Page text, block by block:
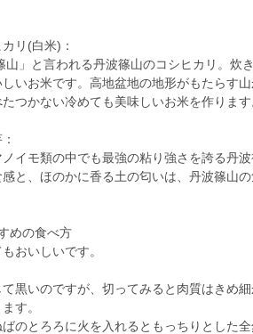
リ(白米)：
山」と言われる丹波篠山のコシヒカリ。炊
いお米です。高地盆地の地形がもたらす
つかない冷めても美味しいお米を作ります
イモ類の中でも最強の粘り強さを誇る丹波
と、ほのかに香る土の匂いは、丹波篠山
めの食べ方
おいしいです。
黒いのですが、切ってみると肉質はきめ
す。
ばのとろろに火を入れるともっちりとした